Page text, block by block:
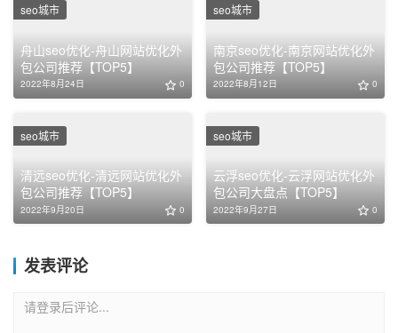
舟山seo优化-舟山网站优化外
包公司推荐【TOP5】
2022年8月24日 0
seo城市
南京seo优化-南京网站优化外
包公司推荐【TOP5】
2022年8月12日 0
seo城市
清远seo优化-清远网站优化外
包公司推荐【TOP5】
2022年9月20日 0
seo城市
云浮seo优化-云浮网站优化外
包公司大盘点【TOP5】
2022年9月27日 0
seo城市
发表评论
请登录后评论...